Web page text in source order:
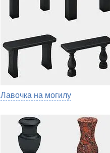
Лавочка на могилу